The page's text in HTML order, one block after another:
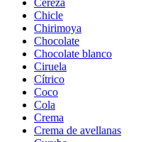
Cereza
Chicle
Chirimoya
Chocolate
Chocolate blanco
Ciruela
Cítrico
Coco
Cola
Crema
Crema de avellanas